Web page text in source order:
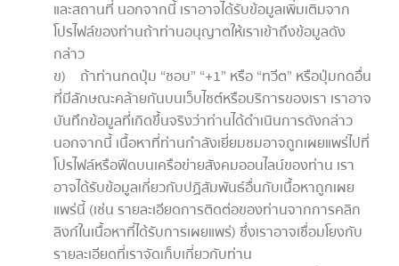
และสถานที่ นอกจากนี้ เราอาจได้รับข้อมูลเพิ่มเติมจาก
โปรไฟล์ของท่านถ้าท่านอนุญาตให้เราเข้าถึงข้อมูลดัง
กล่าว
ข) ถ้าท่านกดปุ่ม “ชอบ” “+1” หรือ “ทวีต” หรือปุ่มกดอื่น
ที่มีลักษณะคล้ายกันบนเว็บไซต์หรือบริการของเรา เราอาจ
บันทึกข้อมูลที่เกิดขึ้นจริงว่าท่านได้ดำเนินการดังกล่าว
นอกจากนี้ เนื้อหาที่ท่านกำลังเยี่ยมชมอาจถูกเผยแพร่ไปที่
โปรไฟล์หรือฟีดบนเครือข่ายสังคมออนไลน์ของท่าน เรา
อาจได้รับข้อมูลเกี่ยวกับปฏิสัมพันธ์อื่นกับเนื้อหาถูกเผย
แพร่นี้ (เช่น รายละเอียดการติดต่อของท่านจากการคลิก
ลิงก์ในเนื้อหาที่ได้รับการเผยแพร่) ซึ่งเราอาจเชื่อมโยงกับ
รายละเอียดที่เราจัดเก็บเกี่ยวกับท่าน